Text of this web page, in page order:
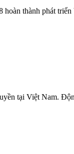
thành phát
tại Việt Nam.